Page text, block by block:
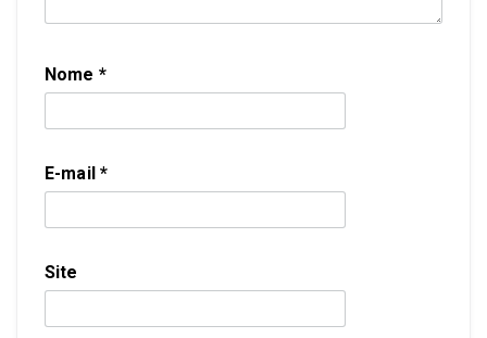
Nome *
E-mail*
Site